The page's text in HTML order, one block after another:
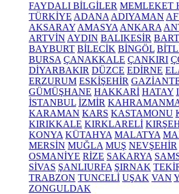
FAYDALI BİLGİLER MEMLEKET
TÜRKİYE ADANA ADIYAMAN
AKSARAY AMASYA ANKARA
ARTVİN AYDIN BALIKESİR
BAYBURT BİLECİK BİNGÖL
BURSA ÇANAKKALE ÇANKIRI
DİYARBAKIR DÜZCE EDİRNE
ERZURUM ESKİŞEHİR
GÜMÜŞHANE HAKKARİ HATAY
İSTANBUL İZMİR
KARAMAN KARS KASTAMONU
KIRIKKALE KIRKLARELİ
KONYA KÜTAHYA MALATYA
MERSİN MUĞLA MUŞ NEVŞEHİR
OSMANİYE RİZE SAKARYA
SİVAS ŞANLIURFA ŞIRNAK
TRABZON TUNCELİ UŞAK VAN
ZONGULDAK